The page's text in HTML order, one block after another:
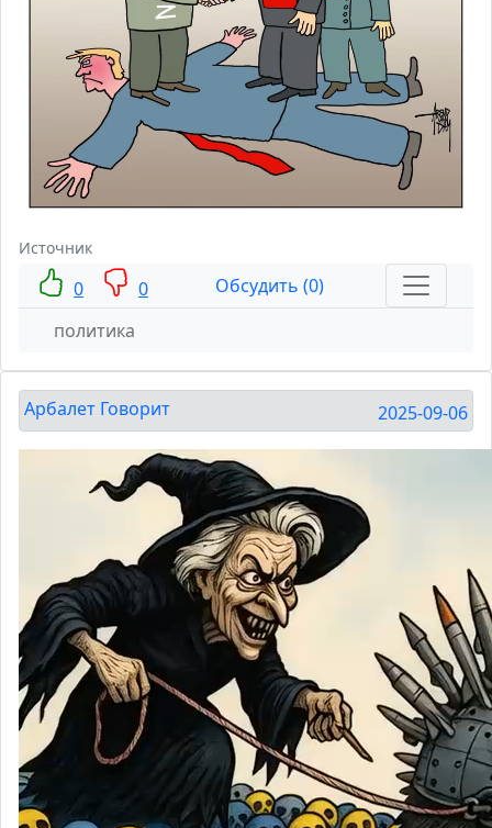
Источник
0 0
Обсудить (0)
политика
Арбалет Говорит 2025-09-06